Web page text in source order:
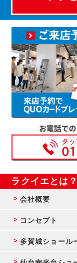
ラクイエとは？
会社概要
コンセプト
多賀城ショール